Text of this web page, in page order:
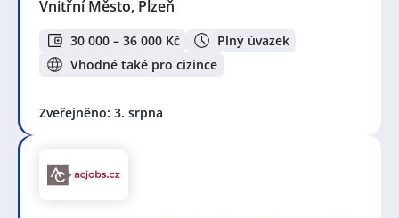
Vnitřní Město, Plzeň
30 000 – 36 000 Kč
Plný úvazek
Vhodné také pro cizince
Zveřejněno: 3. srpna